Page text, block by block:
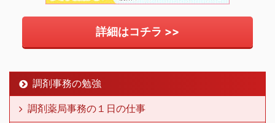
詳細はコチラ >>
調剤事務の勉強
調剤薬局事務の１日の仕事